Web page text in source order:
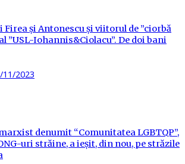
Firea și Antonescu și viitorul de ”ciorbă
”USL-Iohannis&Ciolacu”. De doi bani
11/2023
denumit “Comunitatea LGBTQP”,
uri străine, a ieșit, din nou, pe străzile